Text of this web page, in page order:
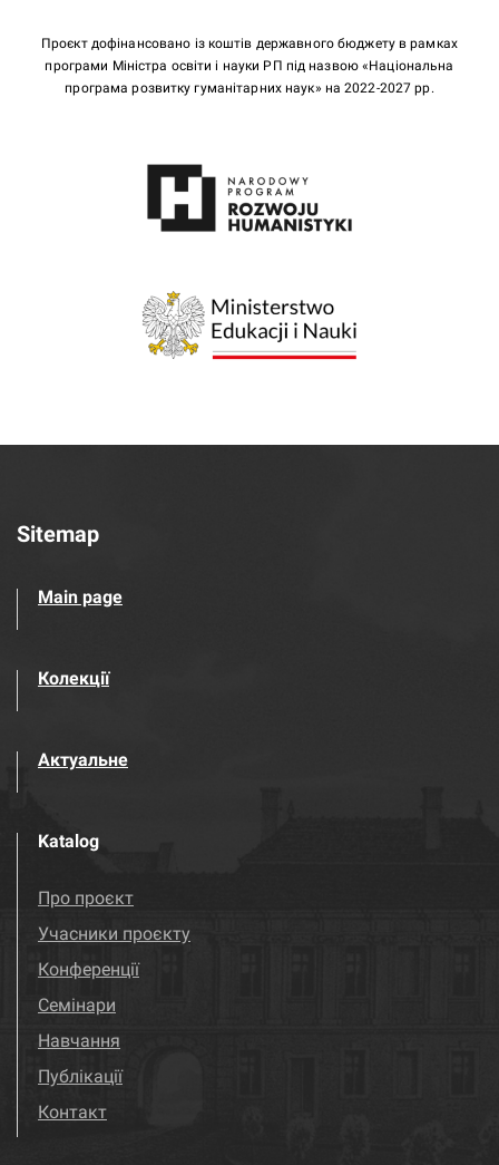
Проєкт дофінансовано із коштів державного бюджету в рамках
програми Міністра освіти і науки РП під назвою «Національна
програма розвитку гуманітарних наук» на 2022-2027 рр.
Sitemap
Main page
Колекції
Актуальне
Katalog
Про проєкт
Учасники проєкту
Конференції
Семінари
Навчання
Публікації
Контакт